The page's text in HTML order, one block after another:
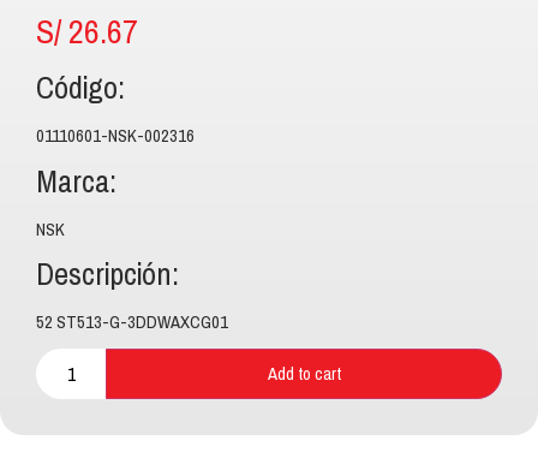
S/26.67
Código:
01110601-NSK-002316
Marca:
NSK
Descripción:
52 ST513-G-3DDWAXCG01
Add to cart